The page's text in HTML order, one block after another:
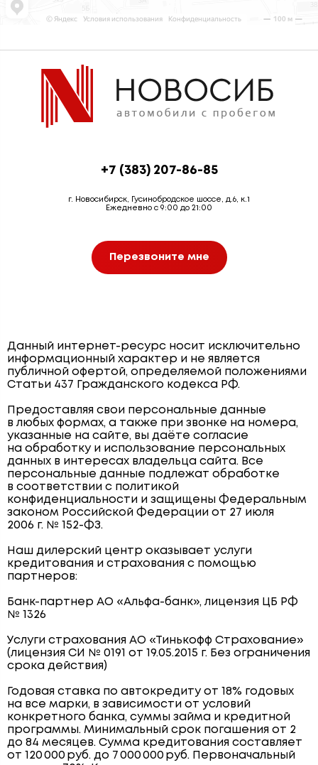
+7 (383) 207-86-85
г. Новосибирск, Гусинобродское шоссе, д.6, к.1
Ежедневно с 9:00 до 21:00
Перезвоните мне
Данный интернет-ресурс носит исключительно
информационный характер и не является
публичной офертой, определяемой положениями
Статьи 437 Гражданского кодекса РФ.
Предоставляя свои персональные данные
в любых формах, а также при звонке на номера,
указанные на сайте, вы даёте согласие
на обработку и использование персональных
данных в интересах владельца сайта. Все
персональные данные подлежат обработке
в соответствии с политикой
конфиденциальности и защищены Федеральным
законом Российской Федерации от 27 июля
2006 г. № 152-ФЗ.
Наш дилерский центр оказывает услуги
кредитования и страхования с помощью
партнеров:
Банк-партнер АО «Альфа-банк», лицензия ЦБ РФ
№ 1326
Услуги страхования АО «Тинькофф Страхование»
(лицензия СИ № 0191 от 19.05.2015 г. Без ограничения
срока действия)
Годовая ставка по автокредиту от 18% годовых
на все марки, в зависимости от условий
конкретного банка, суммы займа и кредитной
программы. Минимальный срок погашения от 2
до 84 месяцев. Сумма кредитования составляет
от 120 000 руб. до 7 000 000 руб. Первоначальный